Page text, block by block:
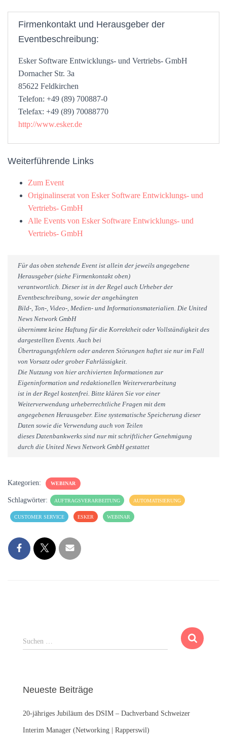
Firmenkontakt und Herausgeber der
Eventbeschreibung:
Esker Software Entwicklungs- und Vertriebs- GmbH
Dornacher Str. 3a
85622 Feldkirchen
Telefon: +49 (89) 700887-0
Telefax: +49 (89) 70088770
http://www.esker.de
Weiterführende Links
Zum Event
Originalinserat von Esker Software Entwicklungs- und
Vertriebs- GmbH
Alle Events von Esker Software Entwicklungs- und
Vertriebs- GmbH
Für das oben stehende Event ist allein der jeweils angegebene
Herausgeber (siehe Firmenkontakt oben)
verantwortlich. Dieser ist in der Regel auch Urheber der
Eventbeschreibung, sowie der angehängten
Bild-, Ton-, Video-, Medien- und Informationsmaterialien. Die United
News Network GmbH
übernimmt keine Haftung für die Korrektheit oder Vollständigkeit des
dargestellten Events. Auch bei
Übertragungsfehlern oder anderen Störungen haftet sie nur im Fall
von Vorsatz oder grober Fahrlässigkeit.
Die Nutzung von hier archivierten Informationen zur
Eigeninformation und redaktionellen Weiterverarbeitung
ist in der Regel kostenfrei. Bitte klären Sie vor einer
Weiterverwendung urheberrechtliche Fragen mit dem
angegebenen Herausgeber. Eine systematische Speicherung dieser
Daten sowie die Verwendung auch von Teilen
dieses Datenbankwerks sind nur mit schriftlicher Genehmigung
durch die United News Network GmbH gestattet
Kategorien: WEBINAR
Schlagwörter: AUFTRAGSVERARBEITUNG AUTOMATISIERUNG
CUSTOMER SERVICE ESKER WEBINAR
S
u
n
a
c
Suchen …
Neueste Beiträge
20-jähriges Jubiläum des DSIM – Dachverband Schweizer
Interim Manager (Networking | Rapperswil)